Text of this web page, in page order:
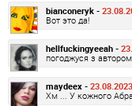
bianconeryk -
Вот это да!
hellfuckingyeeah -
погоджуся з автором
maydeex -
Хм ... У кожного